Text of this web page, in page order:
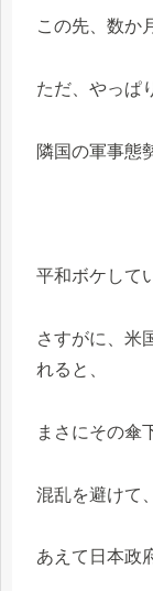
この先、数か
ただ、やっぱ
隣国の軍事態
平和ボケして
さすがに、米
れると、
まさにその傘
混乱を避けて、
あえて日本政